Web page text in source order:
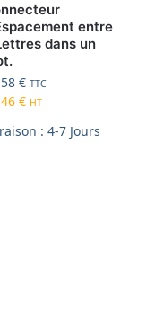
entre
dans un
€ TTC
€ HT
: 4-7 Jours